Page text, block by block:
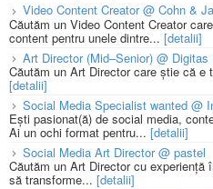
Video Content Creator @ Cohn &
Căutăm un Video Content Creator
content pentru unele dintre... [detalii]
Art Director (Mid–Senior) @ Digitas
Căutăm un Art Director care știe că e
[detalii]
Social Media Specialist wanted @
Ești pasionat(ă) de social media,
Ai un ochi format pentru... [detalii]
Social Media Art Director @ pastel
Căutăm un Art Director cu
să transforme... [detalii]